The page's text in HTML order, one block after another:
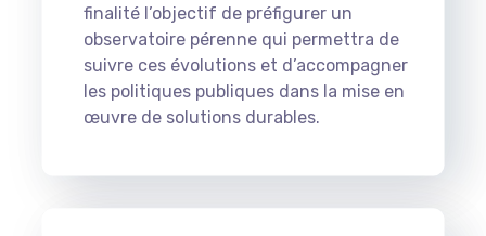
finalité l’objectif de préfigurer un
observatoire pérenne qui permettra de
suivre ces évolutions et d’accompagner
les politiques publiques dans la mise en
œuvre de solutions durables.